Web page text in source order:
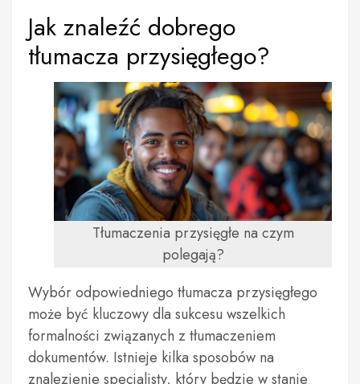
Jak znaleźć dobrego
tłumacza przysięgłego?
Tłumaczenia przysięgłe na czym
polegają?
Wybór odpowiedniego tłumacza przysięgłego
może być kluczowy dla sukcesu wszelkich
formalności związanych z tłumaczeniem
dokumentów. Istnieje kilka sposobów na
znalezienie specjalisty, który będzie w stanie